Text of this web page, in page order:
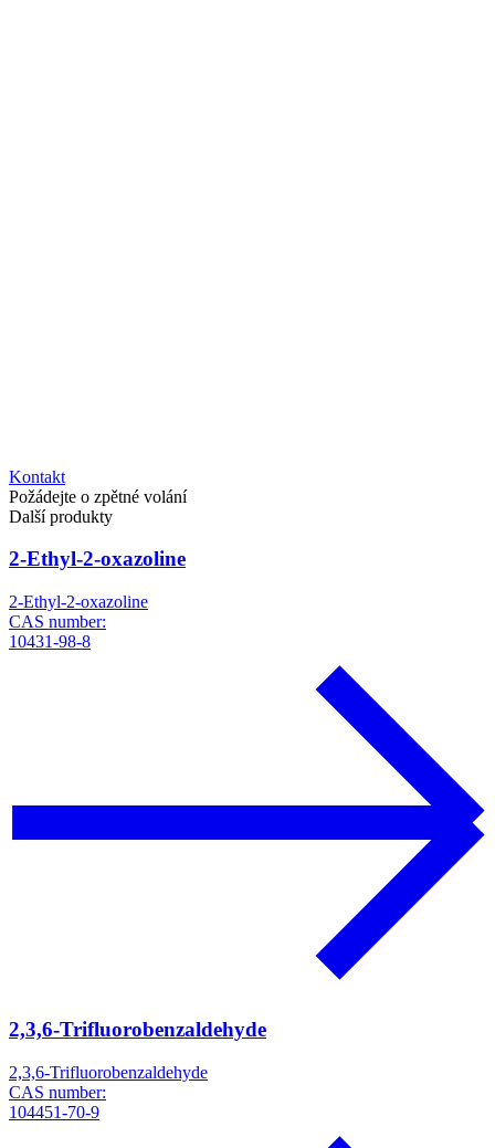
Kontakt
Požádejte o zpětné volání
Další produkty
2-Ethyl-2-oxazoline
2-Ethyl-2-oxazoline
CAS number:
10431-98-8
2,3,6-Trifluorobenzaldehyde
2,3,6-Trifluorobenzaldehyde
CAS number:
104451-70-9